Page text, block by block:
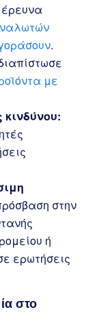
.
με
στην
ή
ερωτήσεις
στο